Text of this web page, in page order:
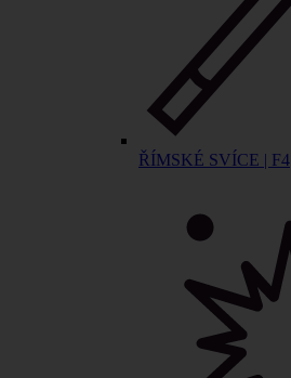
ŘÍMSKÉ SVÍCE | F4